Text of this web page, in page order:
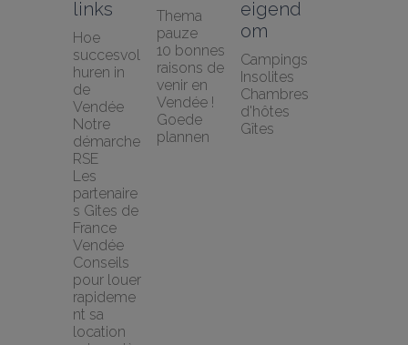
links
Hoe
succesvol
huren in
de
Vendée
Notre
démarche
RSE
Les
partenaire
s Gites de
France
Vendée
Conseils
pour louer
rapideme
nt sa
location
Thema
pauze
10 bonnes
raisons de
venir en
Vendée !
Goede
plannen
eigend
om
Campings
Insolites
Chambres
d'hôtes
Gîtes